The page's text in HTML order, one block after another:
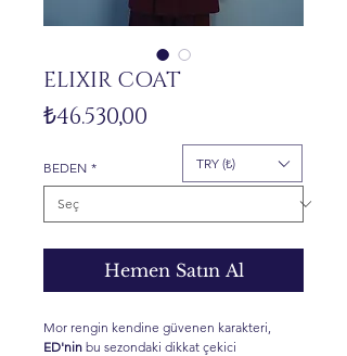
ELIXIR COAT
₺46.530,00
BEDEN *
Hemen Satın Al
Mor rengin kendine güvenen karakteri,
ED'nin bu sezondaki dikkat çekici
TRY (₺)